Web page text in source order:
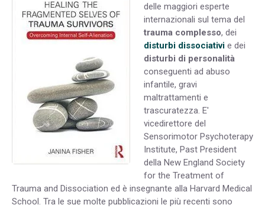
delle maggiori esperte
internazionali sul tema del
trauma complesso, dei
disturbi dissociativie dei
disturbi di personalità
conseguenti ad abuso
infantile, gravi
maltrattamenti e
trascuratezza. E'
vicedirettore del
Sensorimotor Psychoterapy
Institute, Past President
della New England Society
for the Treatment of
Trauma and Dissociation ed è insegnante alla Harvard Medical
School. Tra le sue molte pubblicazioni le più recenti sono